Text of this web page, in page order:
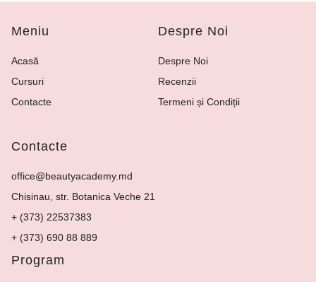
Meniu
Acasă
Cursuri
Contacte
Despre Noi
Despre Noi
Recenzii
Termeni și Condiții
Contacte
office@beautyacademy.md
Chisinau, str. Botanica Veche 21
+ (373) 22537383
+ (373) 690 88 889
Program